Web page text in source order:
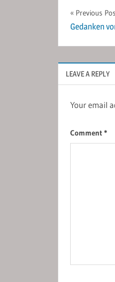
Post
Previous
Gedanken
LEAVE A REPLY
Your email
Comment *